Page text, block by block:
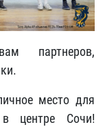
партнеров,
место для
центре Сочи!